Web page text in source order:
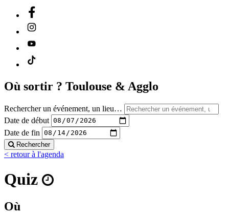
Où sortir ? Toulouse & Agglo
Rechercher un événement, un lieu…
Date de début
Date de fin
Rechercher
< retour à l'agenda
Quiz
Où